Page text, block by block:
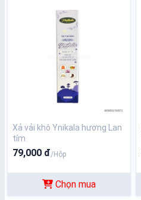
Xả vải khô Ynikala hương Lan
tím
79,000 đ/Hộp
Chọn mua